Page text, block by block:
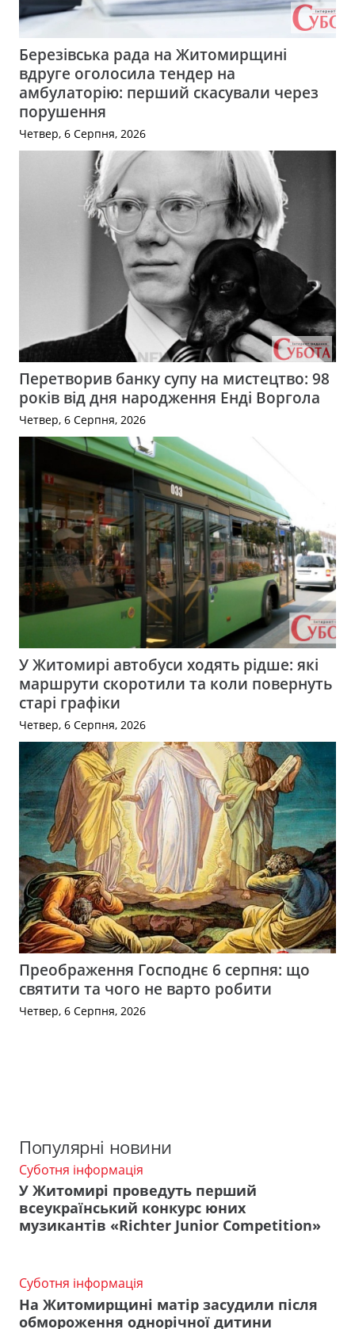
Березівська рада на Житомирщині
вдруге оголосила тендер на
амбулаторію: перший скасували через
порушення
Четвер, 6 Серпня, 2026
Перетворив банку супу на мистецтво: 98
років від дня народження Енді Воргола
Четвер, 6 Серпня, 2026
У Житомирі автобуси ходять рідше: які
маршрути скоротили та коли повернуть
старі графіки
Четвер, 6 Серпня, 2026
Преображення Господнє 6 серпня: що
святити та чого не варто робити
Четвер, 6 Серпня, 2026
Популярні новини
Суботня інформація
У Житомирі проведуть перший
всеукраїнський конкурс юних
музикантів «Richter Junior Competition»
Суботня інформація
На Житомирщині матір засудили після
обмороження однорічної дитини